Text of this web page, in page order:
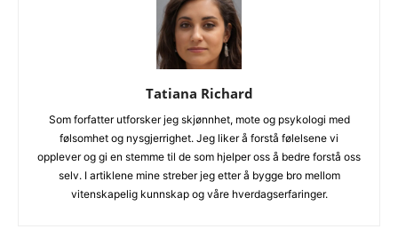
Tatiana Richard
Som forfatter utforsker jeg skjønnhet, mote og psykologi med
følsomhet og nysgjerrighet. Jeg liker å forstå følelsene vi
opplever og gi en stemme til de som hjelper oss å bedre forstå oss
selv. I artiklene mine streber jeg etter å bygge bro mellom
vitenskapelig kunnskap og våre hverdagserfaringer.